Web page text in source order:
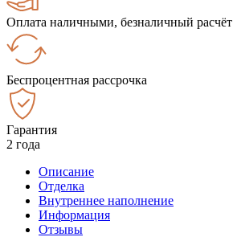
Оплата наличными, безналичный расчёт
Беспроцентная рассрочка
Гарантия
2 года
Описание
Отделка
Внутреннее наполнение
Информация
Отзывы